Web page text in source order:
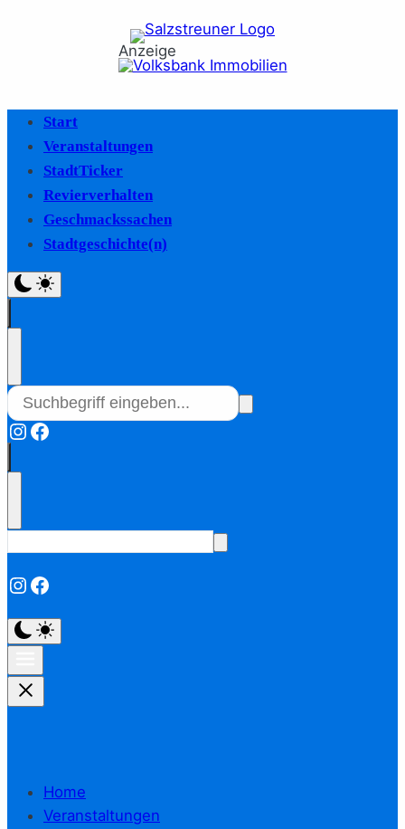
Anzeige
Start
Veranstaltungen
StadtTicker
Revierverhalten
Geschmackssachen
Stadtgeschichte(n)
Instagram
Facebook
Instagram
Facebook
Home
Veranstaltungen